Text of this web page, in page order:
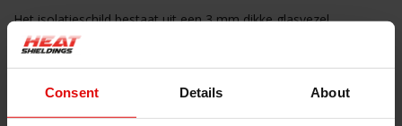
Consent Details About
Het isolatieschild bestaat uit een 3 mm dikke glasvezel
isolatielaag met een stevige 0,25 mm dikke aluminium toplaag,
bescherming tegen extreme hitte tot 950 °C en beperkt de
warmteoverdracht voor onder andere het schutbord,